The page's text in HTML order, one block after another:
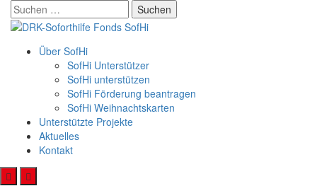
Skip
content
Suchen
nach:
Über SofHi
SofHi Unterstützer
SofHi unterstützen
SofHi Förderung beantragen
SofHi Weihnachtskarten
Unterstützte Projekte
Aktuelles
Kontakt